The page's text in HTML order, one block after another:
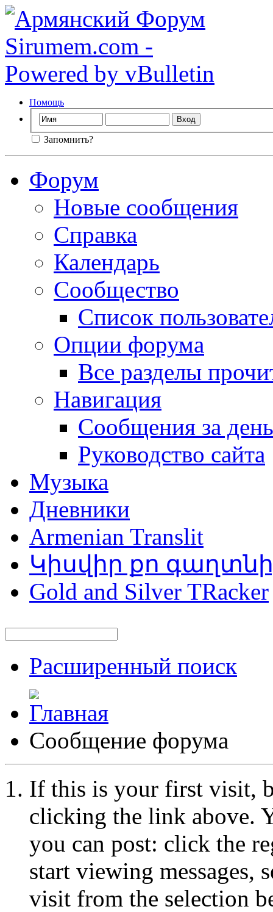
Помощь
Запомнить?
Форум
Новые сообщения
Справка
Календарь
Сообщество
Список
Опции форума
Все разделы
Навигация
Сообщения за день
Руководство сайта
Музыка
Дневники
Armenian Translit
Կիսվիր քո
Gold and Silver TRacker
Расширенный поиск
Сообщение форума
If this is your first visit,
clicking the link above.
you can post: click the
start viewing messages,
visit from the selection